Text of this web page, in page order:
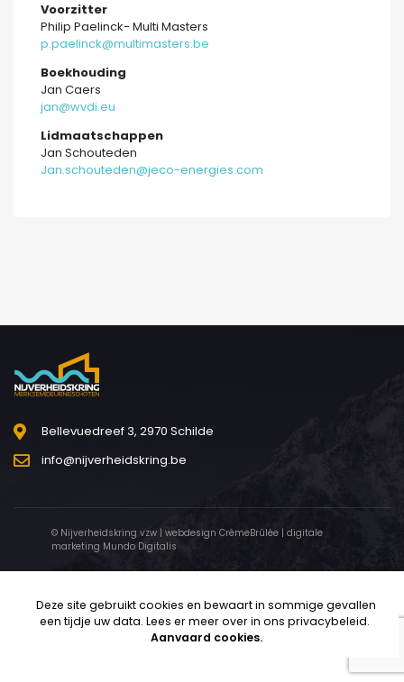
Voorzitter
Philip Paelinck- Multi Masters
p.paelinck@multimasters.be
Boekhouding
Jan Caers
jan@wvdi.eu
Lidmaatschappen
Jan Schouteden
Jan.schouteden@jeco-energies.com
Bellevuedreef 3, 2970 Schilde
info@nijverheidskring.be
© Nijverheidskring vzw | webdesign CrèmeBrûlée| digitale
marketing Mundo Digitalis
Deze site gebruikt cookies en bewaart in sommige gevallen
een tijdje uw data. Lees er meer over in ons privacybeleid.
Aanvaard cookies.